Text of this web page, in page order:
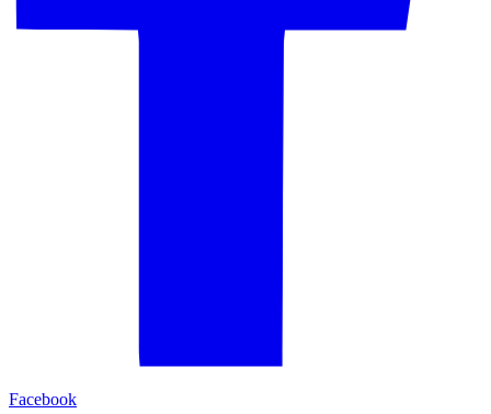
Facebook